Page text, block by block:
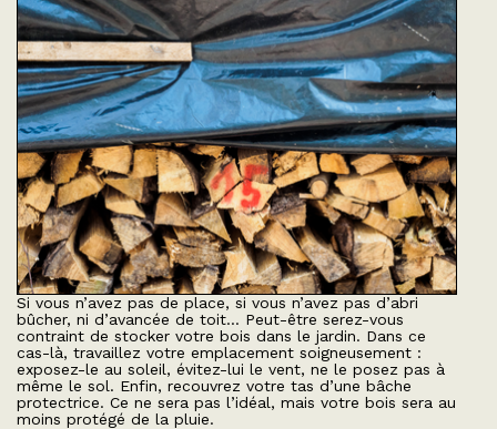
Si vous n’avez pas de place, si vous n’avez pas d’abri
bûcher, ni d’avancée de toit… Peut-être serez-vous
contraint de stocker votre bois dans le jardin. Dans ce
cas-là, travaillez votre emplacement soigneusement :
exposez-le au soleil, évitez-lui le vent, ne le posez pas à
même le sol. Enfin, recouvrez votre tas d’une bâche
protectrice. Ce ne sera pas l’idéal, mais votre bois sera au
moins protégé de la pluie.